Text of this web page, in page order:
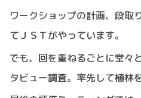
ワークショップの計画、段取
てＪＳＴがやっています。
でも、回を重ねるごとに堂々
タビュー調査。率先して植林